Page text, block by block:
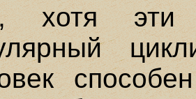
хотя